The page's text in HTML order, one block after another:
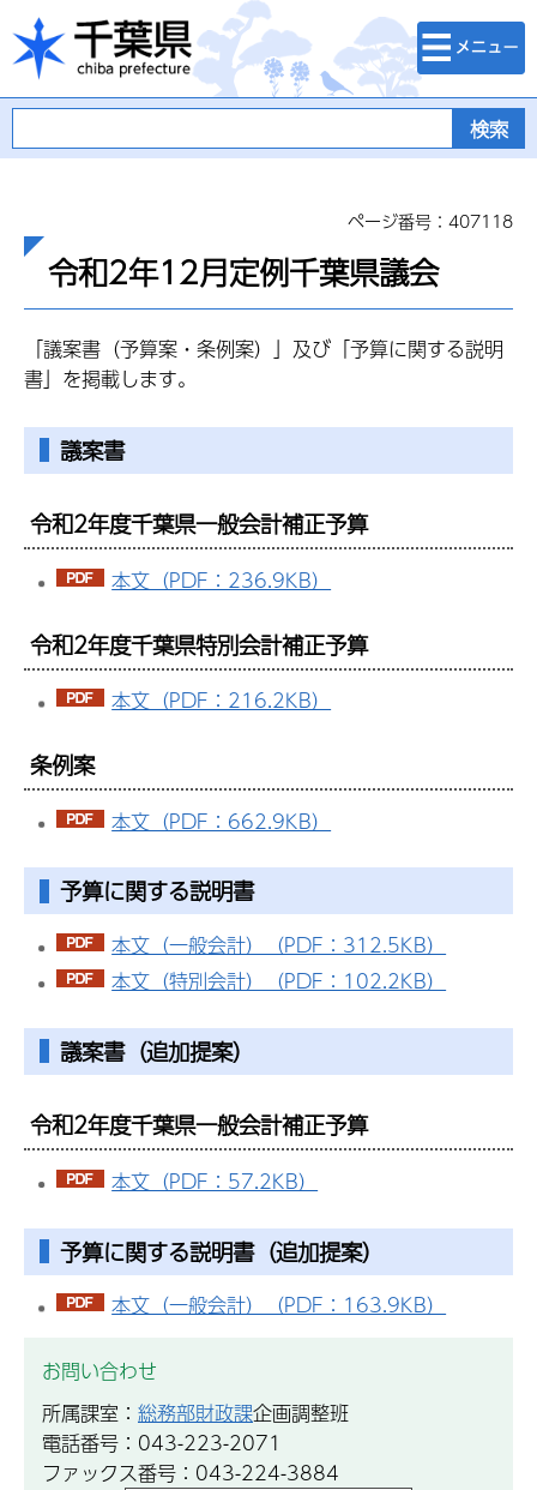
千葉県
検索・メニュ
ー
ページ番号：407118
令和2年12月定例千葉県議会
「議案書（予算案・条例案）」及び「予算に関する説明
書」を掲載します。
議案書
令和2年度千葉県一般会計補正予算
本文（PDF：236.9KB）
令和2年度千葉県特別会計補正予算
本文（PDF：216.2KB）
条例案
本文（PDF：662.9KB）
予算に関する説明書
本文（一般会計）（PDF：312.5KB）
本文（特別会計）（PDF：102.2KB）
議案書（追加提案）
令和2年度千葉県一般会計補正予算
本文（PDF：57.2KB）
予算に関する説明書（追加提案）
本文（一般会計）（PDF：163.9KB）
お問い合わせ
所属課室： 総務部財政課企画調整班
電話番号：043-223-2071
ファックス番号：043-224-3884